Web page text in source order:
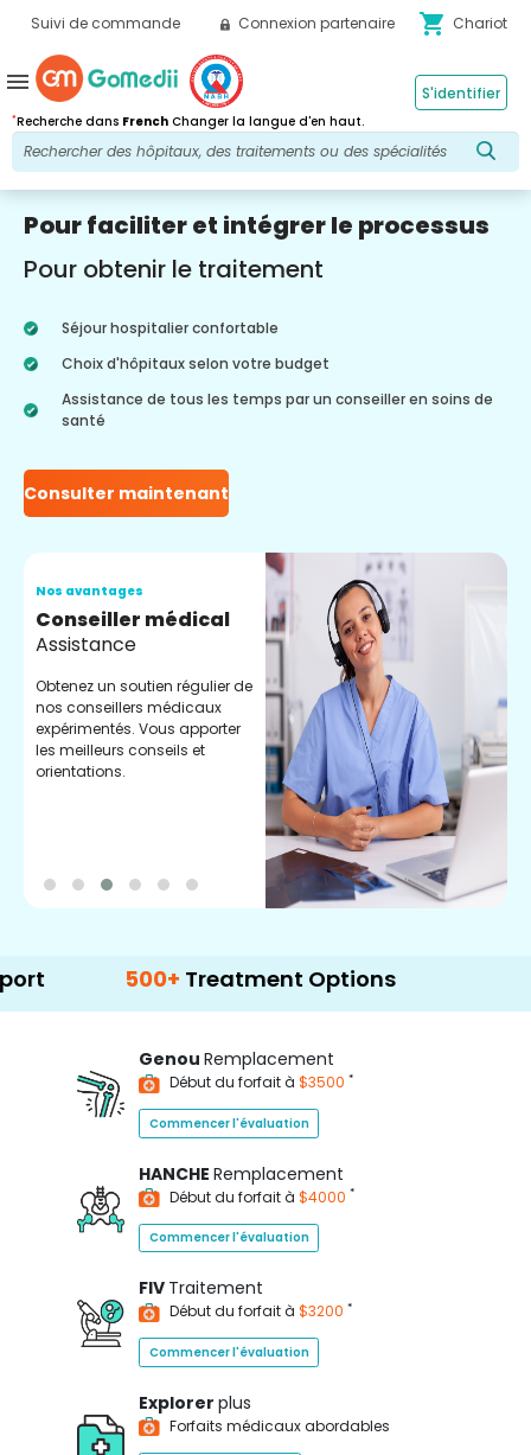
Suivi de commande Connexion partenaire shopping_cart Chariot
*Recherche dans French Changer la langue d'en haut.
S'identifier
menu
Pour faciliter et intégrer le processus
Pour obtenir le traitement
Séjour hospitalier confortable
Choix d'hôpitaux selon votre budget
Assistance de tous les temps par un conseiller en soins de
santé
Consulter maintenant
Nos avantages
Conseiller médical
Assistance
Obtenez un soutien régulier de
nos conseillers médicaux
expérimentés. Vous apporter
les meilleurs conseils et
orientations.
500+ Treatment Options
Genou Remplacement
Début du forfait à $3500 *
Commencer l'évaluation
HANCHE Remplacement
Début du forfait à $4000 *
Commencer l'évaluation
FIV Traitement
Début du forfait à $3200 *
Commencer l'évaluation
Explorer plus
Forfaits médicaux abordables